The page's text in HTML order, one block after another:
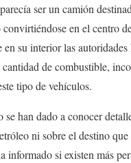
ser un camión
en el centro
su interior las autoridades
de combustible,
tipo de vehículos.
se han dado a conocer
ni sobre el destino
informado si existen más